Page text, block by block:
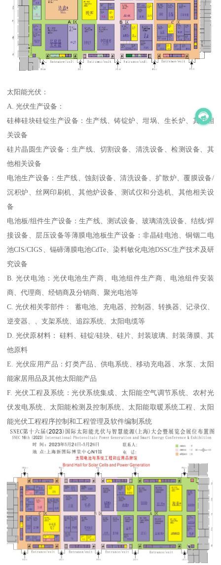
太阳能光伏：
A. 光伏生产设备：
硅棒硅块硅锭生产设备：生产线、铸锭炉、坩埚、生长炉、其他相
关设备
硅片晶圆生产设备：生产线、切割设备、清洗设备、检测设备、其
他相关设备
电池生产设备：生产线、蚀刻设备、清洗设备、扩散炉、覆膜设备/
沉积炉、丝网印刷机、其他炉设备、测试仪和分选机、其他相关设
备
电池板/组件生产设备：生产线、测试设备、玻璃清洗设备、结线/焊
接设备、层压设备等薄膜电池板生产设备：非晶硅电池、铜铟二电
池CIS/CIGS、镉碲薄膜电池CdTe、染料敏化电池DSSC生产技术及研
究设备
B. 光伏电池：光伏电池生产商、电池组件生产商、电池组件安装
商、代理商、经销商及分销商、聚光电池等
C. 光伏相关零部件： 蓄电池、充电器、控制器、转换器、记录仪、
逆变器、、支架系统、追踪系统、太阳电缆等
D. 光伏原材料： 硅料、硅锭/硅块、硅片、封装玻璃、封装薄膜、其
他原料
E. 光伏应用产品：灯类产品、供电系统、移动充电器、水泵、太阳
能家居用品及其他太阳能产品
F. 光伏工程及系统：光伏系统集成、太阳能空气调节系统、农村光
伏发电系统、太阳能检测及控制系统、太阳能取暖系统工程、太阳
能光伏工程程序控制和工程管理及软件编制系统